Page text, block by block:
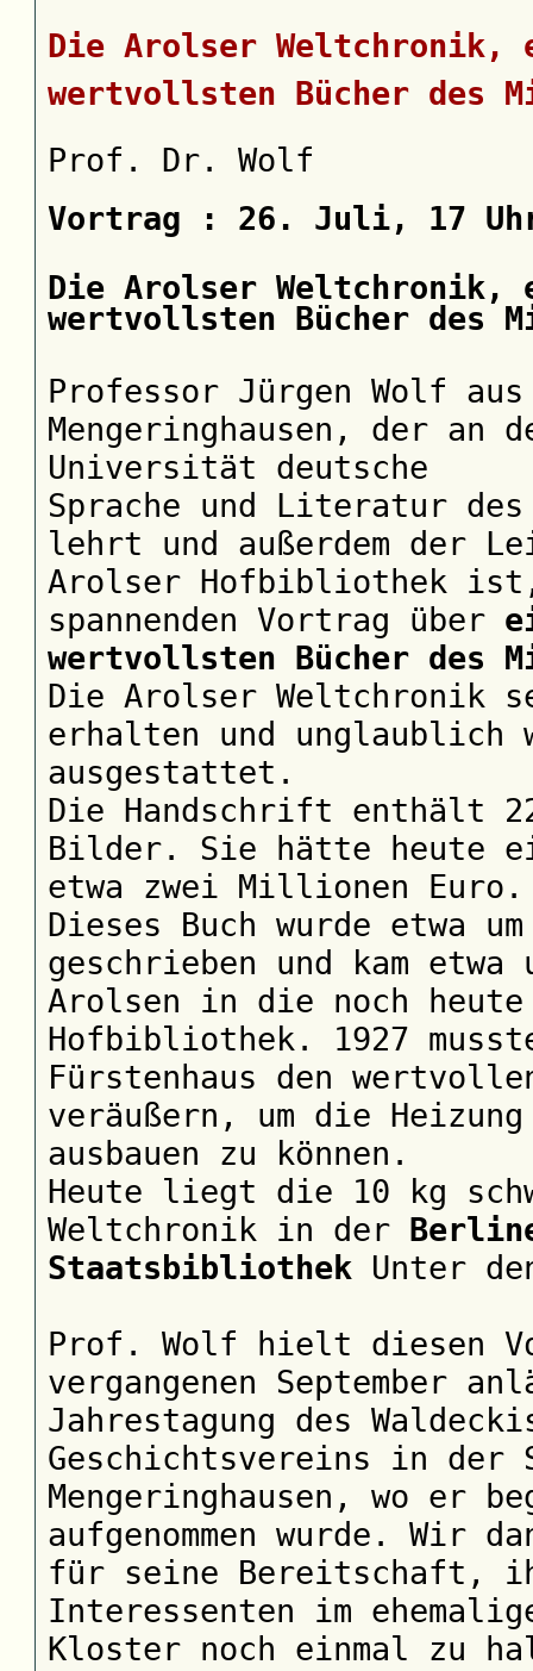
Die Arolser Weltchronik,
wertvollsten Bücher des
Prof. Dr. Wolf
Vortrag : 26. Juli, 17
Die Arolser Weltchronik,
wertvollsten Bücher des
Professor Jürgen Wolf aus
Mengeringhausen, der an
Universität deutsche
Sprache und Literatur
lehrt und außerdem der
Arolser Hofbibliothek
spannenden Vortrag über
wertvollsten Bücher des
Die Arolser Weltchronik
erhalten und unglaublich
ausgestattet.
Die Handschrift enthält
Bilder. Sie hätte heute
etwa zwei Millionen Euro.
Dieses Buch wurde etwa
geschrieben und kam etwa
Arolsen in die noch
Hofbibliothek. 1927
Fürstenhaus den
veräußern, um die
ausbauen zu können.
Heute liegt die 10 kg
Weltchronik in der
Staatsbibliothek Unter
Prof. Wolf hielt diesen
vergangenen September
Jahrestagung des
Geschichtsvereins in der
Mengeringhausen, wo er
aufgenommen wurde. Wir
für seine Bereitschaft,
Interessenten im
Kloster noch einmal zu